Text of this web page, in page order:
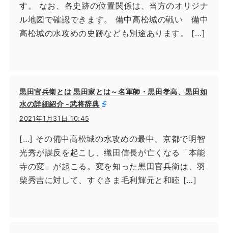
す。 なお、各史跡の位置関係は、当方のオリジナ
ル地図で確認できます。 備中高松城の戦い 備中
高松城の水攻めの史跡なども別途あります。 […]
黒田官兵衛とは 黒田家とは～名軍師・黒田孝高、黒田如
水の詳細紹介 -武将辞典
2021年1月31日 10:45
[…] その備中高松城の水攻めの最中、京都で明智
光秀が謀反を起こし、織田信長が亡くなる「本能
寺の変」が起こる。変を知った黒田官兵衛は、羽
柴秀吉に対して、すぐさま毛利輝元と和睦 […]